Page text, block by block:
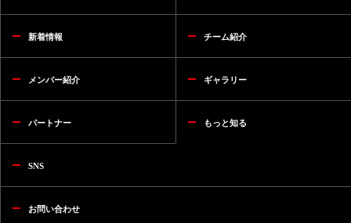
新着情報 チーム紹介
メンバー紹介 ギャラリー
パートナー もっと知る
SNS
お問い合わせ